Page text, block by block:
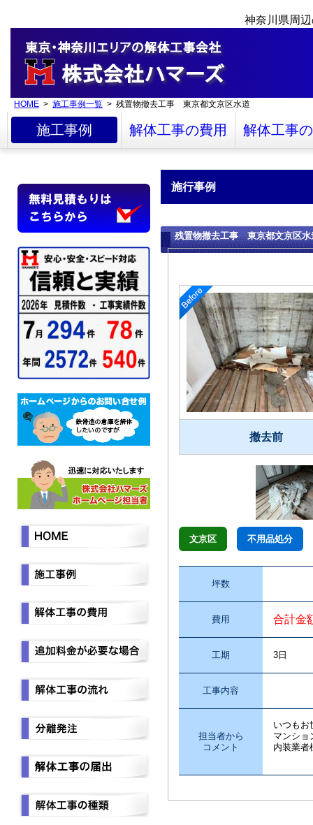
神奈川県周
HOME > 施工事例一覧 > 残置物撤去工事 東京都文京区水道
施工事例 解体工事の費用 解体工事
施行事例
残置物撤去工事 東京都文京区水
撤去前
文京区 不用品処分
坪数
費用 合計金
工期 3日
工事内容
担当者から
コメント
いつもお
マンショ
内装業者